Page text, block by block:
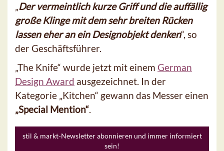
„Der vermeintlich kurze Griff und die auffällig
große Klinge mit dem sehr breiten Rücken
lassen eher an ein Designobjekt denken“, so
der Geschäftsführer.
„The Knife“ wurde jetzt mit einem German
Design Award ausgezeichnet. In der
Kategorie „Kitchen“ gewann das Messer einen
„Special Mention“.
stil & markt-Newsletter abonnieren und immer informiert
sein!